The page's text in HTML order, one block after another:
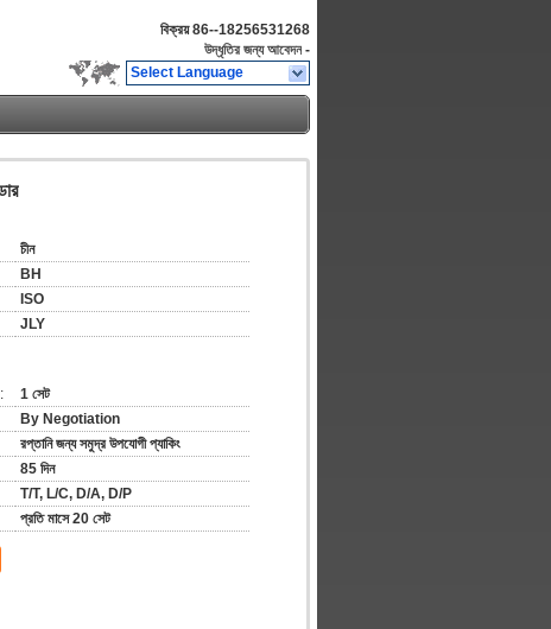
বিক্রয়86--18256531268
উদ্ধৃতির জন্য আবেদন -
Select Language
চীন
BH
ISO
JLY
1 সেট
By Negotiation
রপ্তানি জন্য সমুদ্র উপযোগী প্যাকিং
85 দিন
T/T, L/C, D/A, D/P
প্রতি মাসে 20 সেট